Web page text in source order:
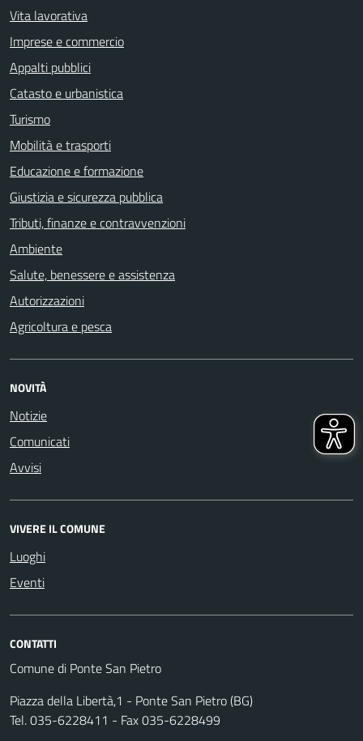
Vita lavorativa
Imprese e commercio
Appalti pubblici
Catasto e urbanistica
Turismo
Mobilità e trasporti
Educazione e formazione
Giustizia e sicurezza pubblica
Tributi, finanze e contravvenzioni
Ambiente
Salute, benessere e assistenza
Autorizzazioni
Agricoltura e pesca
NOVITÀ
Notizie
Comunicati
Avvisi
VIVERE IL COMUNE
Luoghi
Eventi
CONTATTI
Comune di Ponte San Pietro
Piazza della Libertà,1 - Ponte San Pietro (BG)
Tel. 035-6228411 - Fax 035-6228499